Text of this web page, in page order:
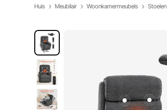
Huis Meubilair Woonkamermeubels Stoelen